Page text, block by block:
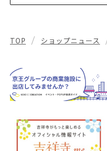
TOP ショップニュース